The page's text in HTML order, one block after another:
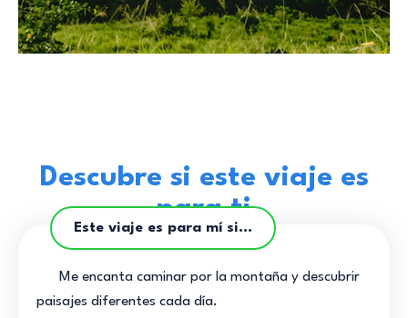
Descubre si este viaje es
para ti
Este viaje es para mí si...
Me encanta caminar por la montaña y descubrir
paisajes diferentes cada día.